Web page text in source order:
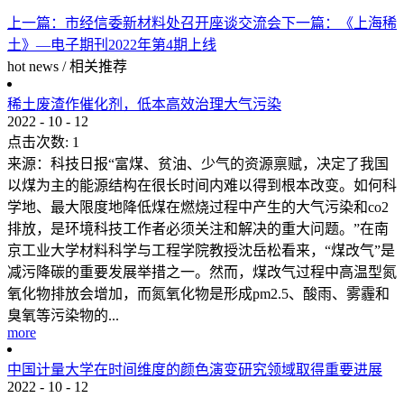
上一篇： 市经信委新材料处召开座谈交流会下一篇：
《上海稀
土》—电子期刊2022年第4期上线
hot news / 相关推荐
稀土废渣作催化剂，低本高效治理大气污染
2022 - 10 - 12
点击次数: 1
来源：科技日报“富煤、贫油、少气的资源禀赋，决定了我国
以煤为主的能源结构在很长时间内难以得到根本改变。如何科
学地、最大限度地降低煤在燃烧过程中产生的大气污染和co2
排放，是环境科技工作者必须关注和解决的重大问题。”在南
京工业大学材料科学与工程学院教授沈岳松看来，“煤改气”是
减污降碳的重要发展举措之一。然而，煤改气过程中高温型氮
氧化物排放会增加，而氮氧化物是形成pm2.5、酸雨、雾霾和
臭氧等污染物的...
more
中国计量大学在时间维度的颜色演变研究领域取得重要进展
2022 - 10 - 12